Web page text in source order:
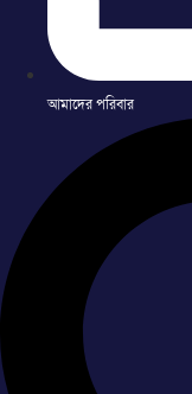
আমাদের পরিবার